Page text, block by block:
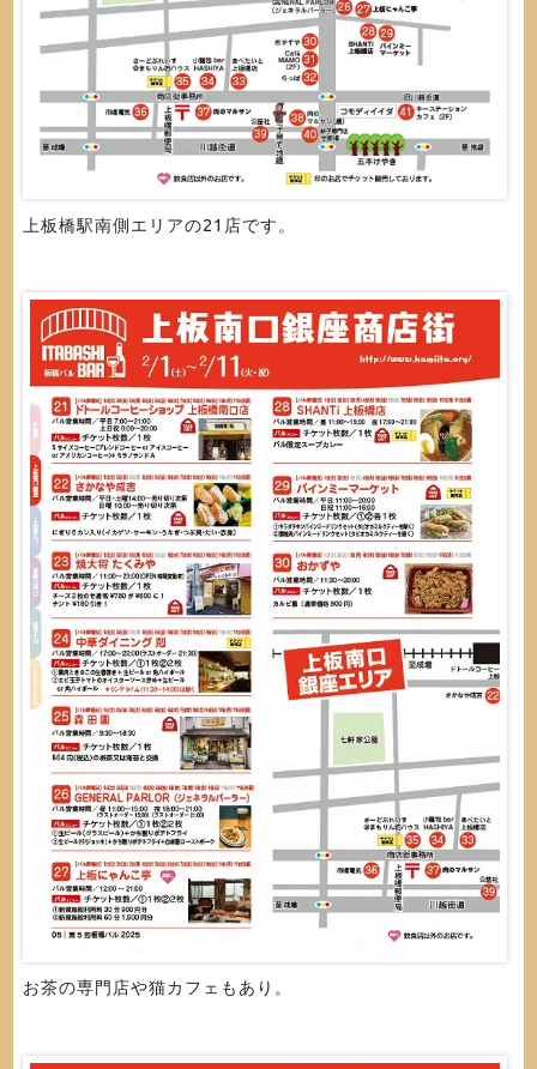
上板橋駅南側エリアの21店です。
お茶の専門店や猫カフェもあり。